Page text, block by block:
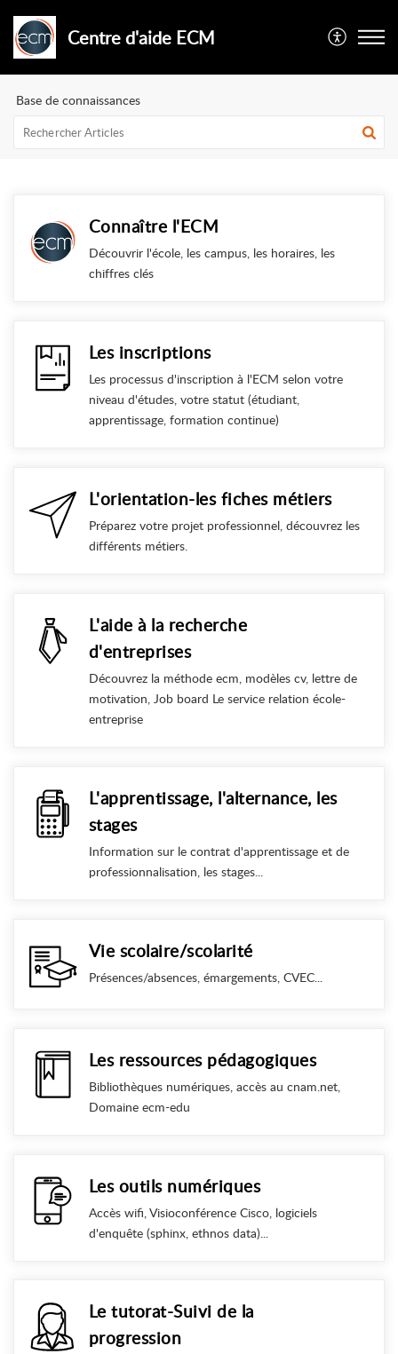
Centre d'aide ECM
Base de connaissances
Connaître l'ECM
Découvrir l'école, les campus, les horaires, les
chiffres clés
Les inscriptions
Les processus d'inscription à l'ECM selon votre
niveau d'études, votre statut (étudiant,
apprentissage, formation continue)
L'orientation-les fiches métiers
Préparez votre projet professionnel, découvrez les
différents métiers.
L'aide à la recherche
d'entreprises
Découvrez la méthode ecm, modèles cv, lettre de
motivation, Job board Le service relation école-
entreprise
L'apprentissage, l'alternance, les
stages
Information sur le contrat d'apprentissage et de
professionnalisation, les stages...
Vie scolaire/scolarité
Présences/absences, émargements, CVEC...
Les ressources pédagogiques
Bibliothèques numériques, accès au cnam.net,
Domaine ecm-edu
Les outils numériques
Accès wifi, Visioconférence Cisco, logiciels
d'enquête (sphinx, ethnos data)...
Le tutorat-Suivi de la
progression